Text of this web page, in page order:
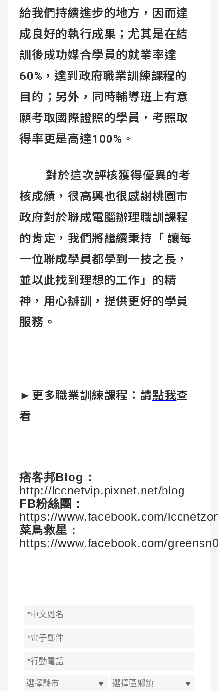
給我們持續進步的地方，因而達
成良好的執行成果；尤其是在結
訓後成功媒合學員的就業率達
60%，達到政府職業訓練課程的
目的；另外，同時輔導班上有意
願考取國際證照的學員，考照取
得率更是高達100%。
對於這次評核獲得優異的考
核成績，很高興也很感謝桃園市
政府對於聯成電腦辦理職訓課程
的肯定，我們將繼續秉持「 讓每
一位聯成學員都學到一技之長，
並以此找到理想的工作」的精
神，用心辦訓，提供更好的學員
服務。
►更多職業訓練課程：請點我查
看
痞客邦Blog：
http://lccnetvip.pixnet.net/blog
FB粉絲團：
https://www.facebook.com/
菜鳥救星：
https://www.facebook.com/